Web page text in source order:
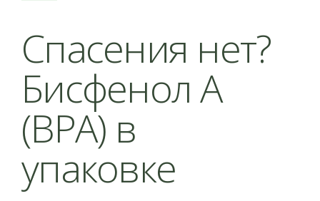
Спасения нет?
Бисфенол А
(BPA) в
упаковке